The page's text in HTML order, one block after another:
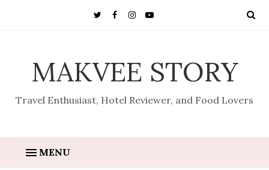
MAKVEE STORY
Travel Enthusiast, Hotel Reviewer, and Food Lovers
MENU